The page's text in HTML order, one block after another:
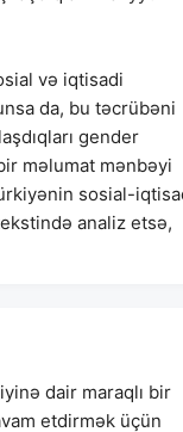
və iqtisadi
da, bu təcrübəni
gender
məlumat mənbəyi
sosial-
analiz etsə,
dair maraqlı bir
etdirmək üçün